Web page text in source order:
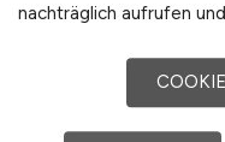
nachträglich aufrufen